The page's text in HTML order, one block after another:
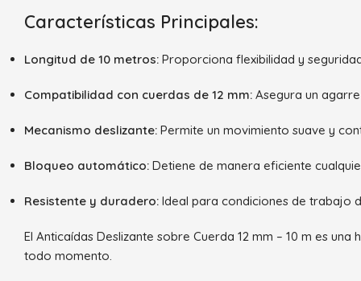
Características Principales:
Longitud de 10 metros: Proporciona flexibilidad y
Compatibilidad con cuerdas de 12 mm: Asegura un
Mecanismo deslizante: Permite un movimiento suave y
Bloqueo automático: Detiene de manera eficiente
Resistente y duradero: Ideal para condiciones de trabajo
El Anticaídas Deslizante sobre Cuerda 12 mm – 10 m es
todo momento.